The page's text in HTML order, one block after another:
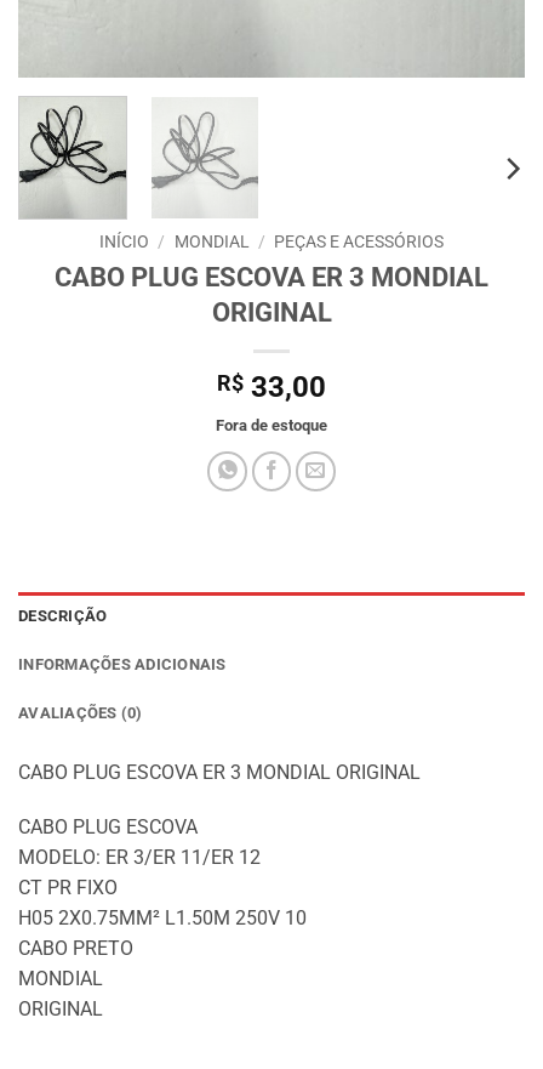
INÍCIO / MONDIAL / PEÇAS E ACESSÓRIOS
CABO PLUG ESCOVA ER 3 MONDIAL
ORIGINAL
R$ 33,00
Fora de estoque
DESCRIÇÃO
INFORMAÇÕES ADICIONAIS
AVALIAÇÕES (0)
CABO PLUG ESCOVA ER 3 MONDIAL ORIGINAL
CABO PLUG ESCOVA
MODELO: ER 3/ER 11/ER 12
CT PR FIXO
H05 2X0.75MM² L1.50M 250V 10
CABO PRETO
MONDIAL
ORIGINAL